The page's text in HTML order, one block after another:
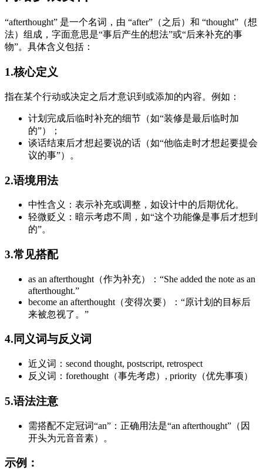
“afterthought” 是一个名词，由 “after”（之后）和 “thought”（想
法）组成，字面意思是“事后产生的想法”或“后来补充的事
物”。具体含义包括：
1.核心定义
指在某个行动或决定之后才意识到或添加的内容。例如：
计划完成后临时补充的细节（如“装修是最后临时加
的”）；
谈话结束后才想起要说的话（如“他临走时才想起要提会
议的事”）。
2.语境用法
中性含义：表示补充或调整，如设计中的后期优化。
轻微贬义：暗示考虑不周，如“这个功能像是事后才想到
的”。
3.常见搭配
as an afterthought（作为补充）：“She added the note as an
afterthought.”
become an afterthought（变得次要）：“原计划的目标后
来被忽视了。”
4.同义词与反义词
近义词：second thought, postscript, retrospect
反义词：forethought（事先考虑）, priority（优先事项）
5.语法注意
需搭配不定冠词“an”：正确用法是“an afterthought”（因
开头为元音音素）。
示例：